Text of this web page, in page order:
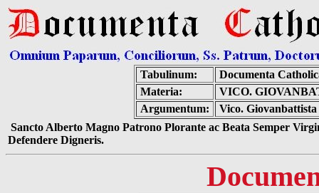
Tabulinum:
Documenta
Materia:
VICO.
Argumentum:
Vico.
Sancto Alberto Magno Patrono Plorante ac Beata Semper
Defendere Digneris.